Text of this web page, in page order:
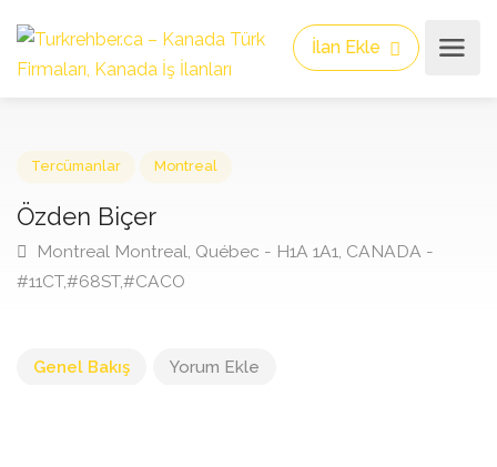
İlan Ekle
Özden Biçer
Montreal Montreal, Québec - H1A 1A1, CANADA -
Genel Bakış Yorum Ekle